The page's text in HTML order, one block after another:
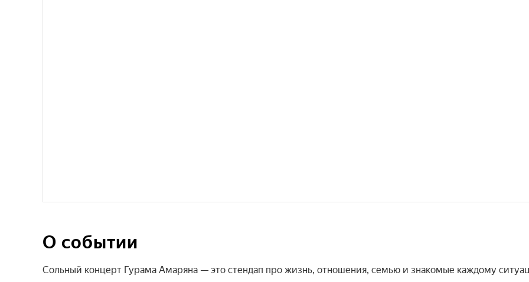
О событии
Сольный концерт Гурама Амаряна — это стендап про жизнь, отношения, семью и знакомые каждому